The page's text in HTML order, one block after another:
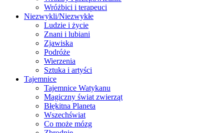
Wróżbici i terapeuci
Niezwykli/Niezwykłe
Ludzie i życie
Znani i lubiani
Zjawiska
Podróże
Wierzenia
Sztuka i artyści
Tajemnice
Tajemnice Watykanu
Magiczny świat zwierząt
Błękitna Planeta
Wszechświat
Co może mózg